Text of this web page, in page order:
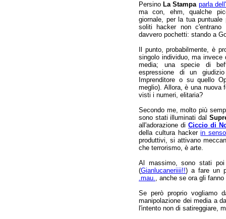
Persino La Stampa parla
ma con, ehm, qualche
giornale, per la tua
soliti hacker non
davvero pochetti: stando a
Il punto, probabilmente, è
singolo individuo, ma invece
media; una specie di
espressione di un
Imprenditore o su quello
meglio). Allora, è una nuova
visti i numeri, elitaria?
Secondo me, molto più
sono stati illuminati dal
all'adorazione di Ciccio di
della cultura hackerin
produttivi, si attivano
che terrorismo, è arte.
Al massimo, sono stati
(Gianlucaneriiii!!) a fare un
.mau., anche se ora gli
Se però proprio vogliamo
manipolazione dei media a
l'intento non di satireggiare,